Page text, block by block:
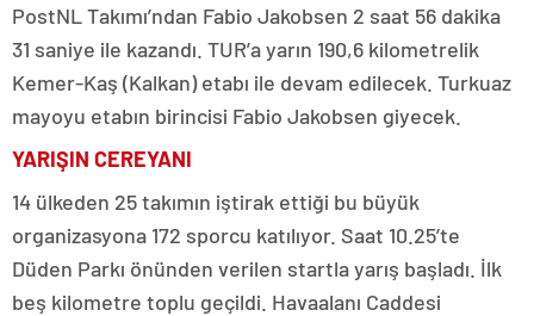
PostNL Takımı’ndan Fabio Jakobsen 2 saat 56 dakika
31 saniye ile kazandı. TUR’a yarın 190,6 kilometrelik
Kemer-Kaş (Kalkan) etabı ile devam edilecek. Turkuaz
mayoyu etabın birincisi Fabio Jakobsen giyecek.
YARIŞIN CEREYANI
14 ülkeden 25 takımın iştirak ettiği bu büyük
organizasyona 172 sporcu katılıyor. Saat 10.25’te
Düden Parkı önünden verilen startla yarış başladı. İlk
beş kilometre toplu geçildi. Havaalanı Caddesi